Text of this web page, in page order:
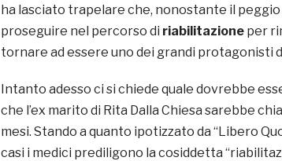
ha lasciato trapelare che, nonostante il peggio
proseguire nel percorso di riabilitazione per
tornare ad essere uno dei grandi protagonisti
Intanto adesso ci si chiede quale dovrebbe
che l’ex marito di Rita Dalla Chiesa sarebbe
mesi. Stando a quanto ipotizzato da “Libero
casi i medici prediligono la cosiddetta